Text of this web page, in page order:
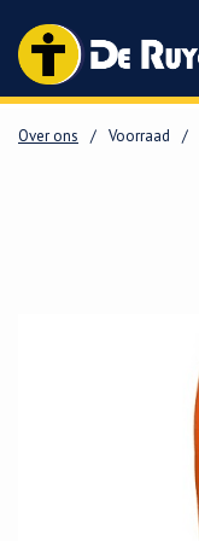
Over ons / Voorraad /